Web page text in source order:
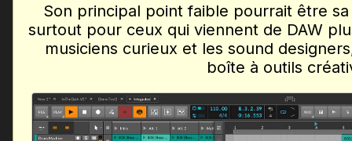
Son principal point faible pourrait être
surtout pour ceux qui viennent de DAW
musiciens curieux et les sound
boîte à outils